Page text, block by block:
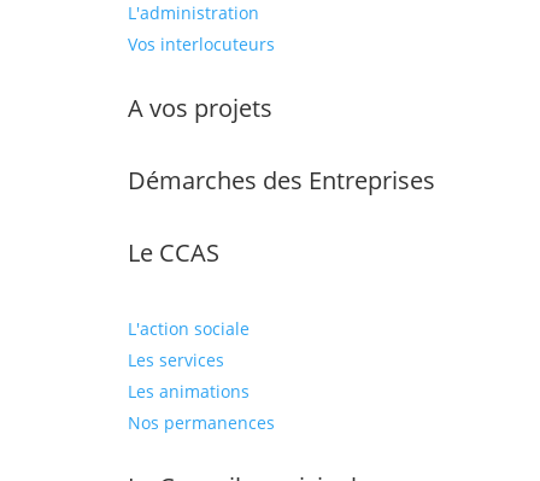
L'administration
Vos interlocuteurs
A vos projets
Démarches des Entreprises
Le CCAS
L'action sociale
Les services
Les animations
Nos permanences